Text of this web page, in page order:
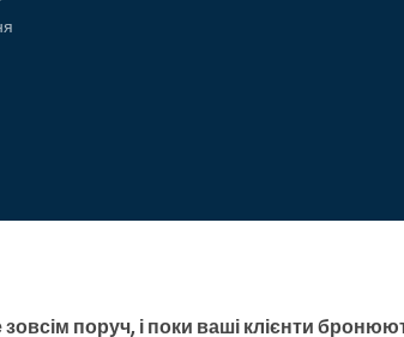
зовсім поруч, і поки ваші клієнти